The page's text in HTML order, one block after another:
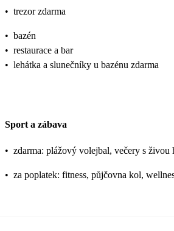
• trezor zdarma
• bazén
• restaurace a bar
• lehátka a slunečníky u bazénu zdarma
Sport a zábava
• zdarma: plážový volejbal, večery s živou
• za poplatek: fitness, půjčovna kol,